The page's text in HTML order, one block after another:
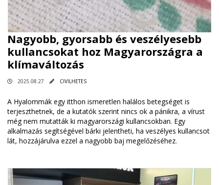
Nagyobb, gyorsabb és veszélyesebb
kullancsokat hoz Magyarországra a
klímaváltozás
2025.08.27 CIVILHETES
A Hyalommák egy itthon ismeretlen halálos betegséget is
terjeszthetnek, de a kutatók szerint nincs ok a pánikra, a vírust
még nem mutatták ki magyarországi kullancsokban. Egy
alkalmazás segítségével bárki jelentheti, ha veszélyes kullancsot
lát, hozzájárulva ezzel a nagyobb baj megelőzéséhez.